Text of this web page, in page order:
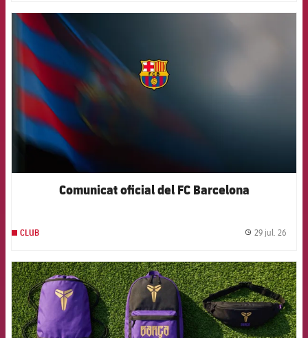
Comunicat oficial del FC Barcelona
CLUB 29 jul. 26
FCB Barcelona badge